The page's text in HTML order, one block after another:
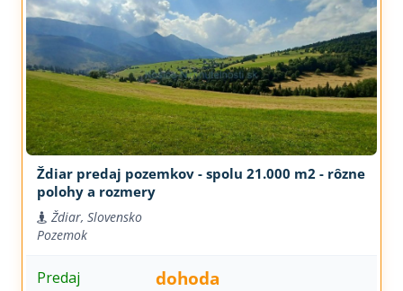
Ždiar predaj pozemkov - spolu 21.000 m2 - rôzne
polohy a rozmery
Ždiar, Slovensko
Pozemok
Predaj dohoda